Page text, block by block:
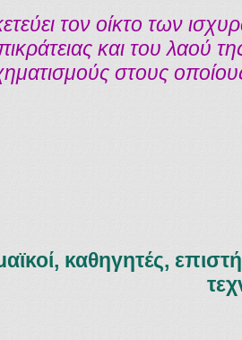
τον οίκτο των
και του λαού
στους οποίους
καθηγητές,